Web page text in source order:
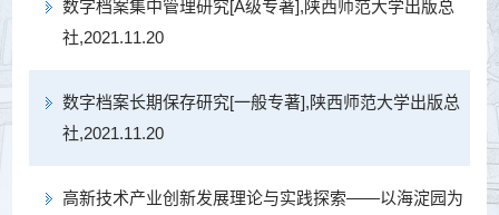
数字档案集中管理研究[A级专著],陕西师范大学出版总
社,2021.11.20
数字档案长期保存研究[一般专著],陕西师范大学出版总
社,2021.11.20
高新技术产业创新发展理论与实践探索——以海淀园为